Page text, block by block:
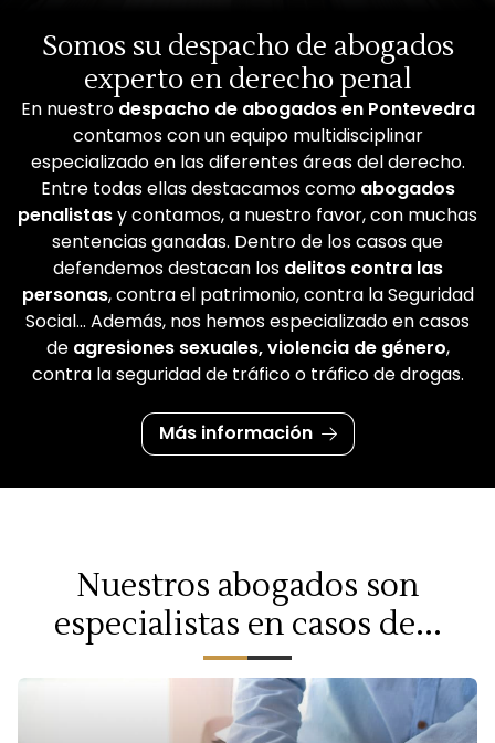
Somos su despacho de abogados
experto en derecho penal
En nuestro despacho de abogados en Pontevedra
contamos con un equipo multidisciplinar
especializado en las diferentes áreas del derecho.
Entre todas ellas destacamos como abogados
penalistasy contamos, a nuestro favor, con muchas
sentencias ganadas. Dentro de los casos que
defendemos destacan los delitos contra las
personas, contra el patrimonio, contra la Seguridad
Social... Además, nos hemos especializado en casos
de agresiones sexuales, violencia de género,
contra la seguridad de tráfico o tráfico de drogas.
Más información
Nuestros abogados son
especialistas en casos de...